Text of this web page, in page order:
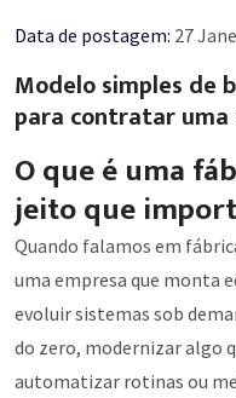
Data de postagem: 27
Modelo simples de
para contratar
O que é uma
jeito que
Quando falamos em
uma empresa que monta
evoluir sistemas sob
do zero, modernizar algo
automatizar rotinas ou